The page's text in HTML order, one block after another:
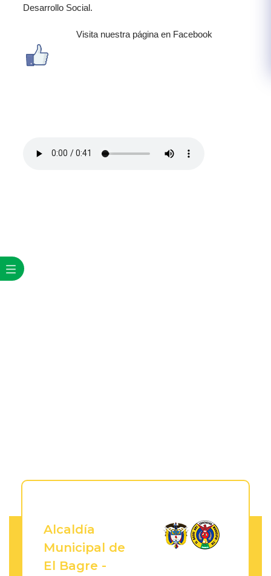
Desarrollo Social.​​
Visita nuestra página en Facebook
Alcaldía
Municipal de
El Bagre -